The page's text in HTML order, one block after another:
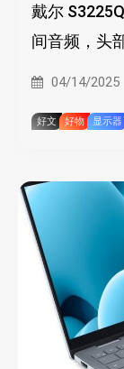
戴尔
间音频，头
04/14/2025
好文 好物 显示器